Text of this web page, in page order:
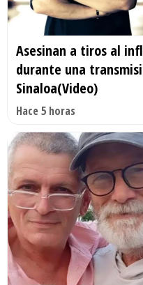
Asesinan a tiros al
durante una
Sinaloa(Video)
Hace 5 horas